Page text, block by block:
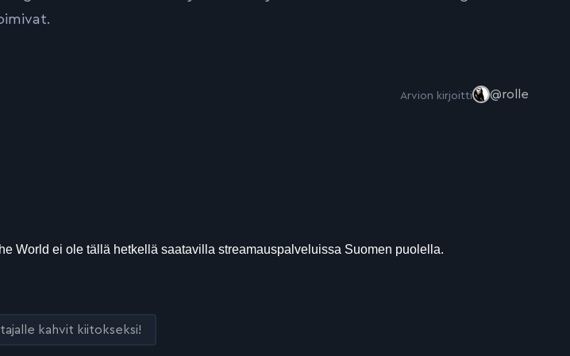
Arvion kirjoitti @rolle
kahvit kiitokseksi!